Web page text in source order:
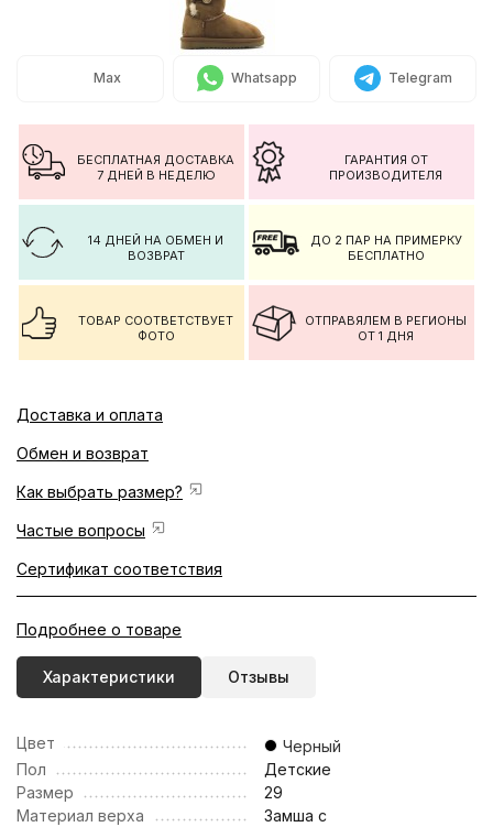
Max Whatsapp Telegram
БЕСПЛАТНАЯ ДОСТАВКА
7 ДНЕЙ В НЕДЕЛЮ
ГАРАНТИЯ ОТ
ПРОИЗВОДИТЕЛЯ
14 ДНЕЙ НА ОБМЕН И
ВОЗВРАТ
ДО 2 ПАР НА ПРИМЕРКУ
БЕСПЛАТНО
ТОВАР СООТВЕТСТВУЕТ
ФОТО
ОТПРАВЯЛЕМ В РЕГИОНЫ
ОТ 1 ДНЯ
Доставка и оплата
Обмен и возврат
Как выбрать размер?
Частые вопросы
Сертификат соответствия
Подробнее о товаре
Характеристики Отзывы
Цвет
Черный
Пол
Детские
Размер
29
Материал верха
Замша с